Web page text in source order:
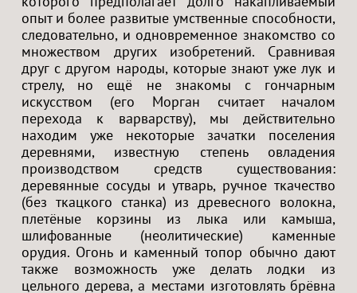
опыт и более развитые умственные способности,
следовательно, и одновременное знакомство со
множеством других изобретений. Сравнивая
друг с другом народы, которые знают уже лук и
стрелу, но ещё не знакомы с гончарным
искусством (его Морган считает началом
перехода к варварству), мы действительно
находим уже некоторые зачатки поселения
деревнями, известную степень овладения
производством средств существования:
деревянные сосуды и утварь, ручное ткачество
(без ткацкого станка) из древесного волокна,
плетёные корзины из лыка или камыша,
шлифованные (неолитические) каменные
орудия. Огонь и каменный топор обычно дают
также возможность уже делать лодки из
цельного дерева, а местами изготовлять брёвна